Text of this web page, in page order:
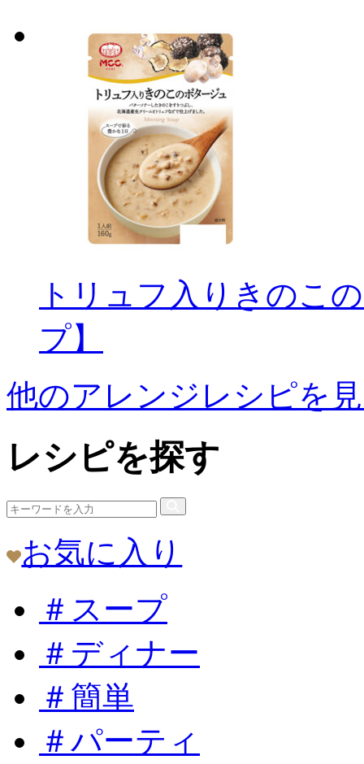
トリュフ入りきのこ
プ】
他のアレンジレシピを
レシピを探す
お気に入り
＃スープ
＃ディナー
＃簡単
＃パーティ